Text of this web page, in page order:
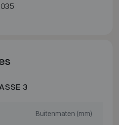
3
Buitenmaten (mm)